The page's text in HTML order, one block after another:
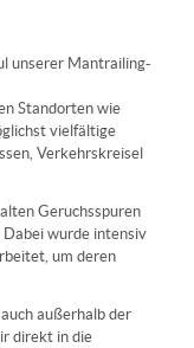
unserer Mantrailing-
Standorten wie
vielfältige
Verkehrskreisel
Geruchsspuren
Dabei wurde intensiv
um deren
außerhalb der
direkt in die